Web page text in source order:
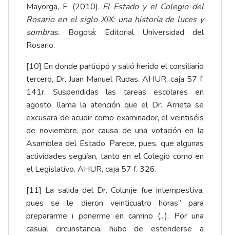
Mayorga, F. (2010). El Estado y el Colegio del
Rosario en el siglo XIX: una historia de luces y
sombras. Bogotá: Editorial Universidad del
Rosario.
[10] En donde participó y salió herido el consiliario
tercero, Dr. Juan Manuel Rudas. AHUR, caja 57 f.
141r. Suspendidas las tareas escolares en
agosto, llama la atención que el Dr. Arrieta se
excusara de acudir como examinador, el veintiséis
de noviembre, por causa de una votación en la
Asamblea del Estado. Parece, pues, que algunas
actividades seguían, tanto en el Colegio como en
el Legislativo. AHUR, caja 57 f. 326.
[11] La salida del Dr. Colunje fue intempestiva,
pues se le dieron veinticuatro horas” para
prepararme i ponerme en camino (...). Por una
casual circunstancia, hubo de estenderse a